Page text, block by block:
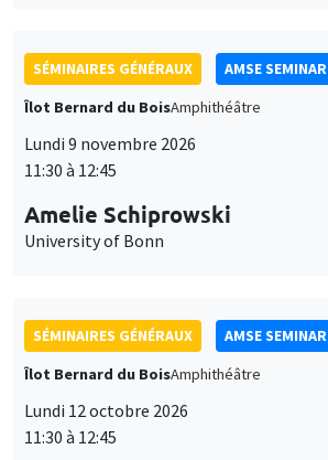
SÉMINAIRES GÉNÉRAUX
AMSE SEMINAR
Îlot Bernard du BoisAmphithéâtre
Lundi 9 novembre 2026
11:30 à 12:45
Amelie Schiprowski
University of Bonn
SÉMINAIRES GÉNÉRAUX
AMSE SEMINAR
Îlot Bernard du BoisAmphithéâtre
Lundi 12 octobre 2026
11:30 à 12:45